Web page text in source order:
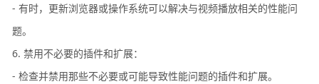
- 有时，更新浏览器或操作系统可以解决与视频播放相关的性能问
题。
6. 禁用不必要的插件和扩展：
- 检查并禁用那些不必要或可能导致性能问题的插件和扩展。